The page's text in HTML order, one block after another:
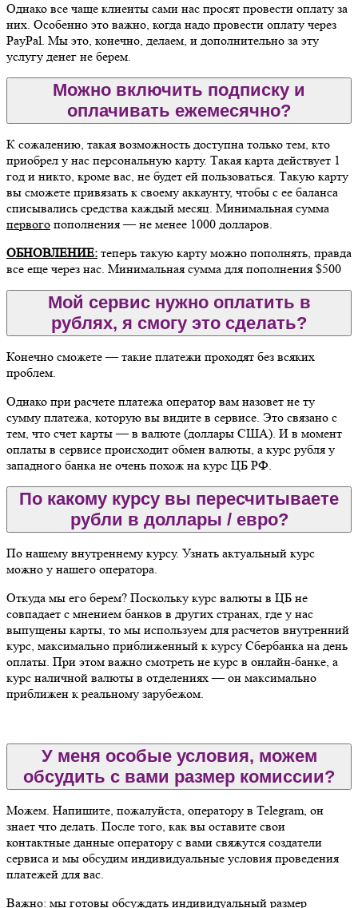
Однако все чаще клиенты сами нас просят провести оплату за
них. Особенно это важно, когда надо провести оплату через
PayPal. Мы это, конечно, делаем, и дополнительно за эту
услугу денег не берем.
Можно включить подписку и
оплачивать ежемесячно?
К сожалению, такая возможность доступна только тем, кто
приобрел у нас персональную карту. Такая карта действует 1
год и никто, кроме вас, не будет ей пользоваться. Такую карту
вы сможете привязать к своему аккаунту, чтобы с ее баланса
списывались средства каждый месяц. Минимальная сумма
первого пополнения — не менее 1000 долларов.
ОБНОВЛЕНИЕ: теперь такую карту можно пополнять, правда
все еще через нас. Минимальная сумма для пополнения $500
Мой сервис нужно оплатить в
рублях, я смогу это сделать?
Конечно сможете — такие платежи проходят без всяких
проблем.
Однако при расчете платежа оператор вам назовет не ту
сумму платежа, которую вы видите в сервисе. Это связано с
тем, что счет карты — в валюте (доллары США). И в момент
оплаты в сервисе происходит обмен валюты, а курс рубля у
западного банка не очень похож на курс ЦБ РФ.
По какому курсу вы пересчитываете
рубли в доллары / евро?
По нашему внутреннему курсу. Узнать актуальный курс
можно у нашего оператора.
Откуда мы его берем? Поскольку курс валюты в ЦБ не
совпадает с мнением банков в других странах, где у нас
выпущены карты, то мы используем для расчетов внутренний
курс, максимально приближенный к курсу Сбербанка на день
оплаты. При этом важно смотреть не курс в онлайн-банке, а
курс наличной валюты в отделениях — он максимально
приближен к реальному зарубежом.
У меня особые условия, можем
обсудить с вами размер комиссии?
Можем. Напишите, пожалуйста, оператору в Telegram, он
знает что делать. После того, как вы оставите свои
контактные данные оператору с вами свяжутся создатели
сервиса и мы обсудим индивидуальные условия проведения
платежей для вас.
Важно: мы готовы обсуждать индивидуальный размер